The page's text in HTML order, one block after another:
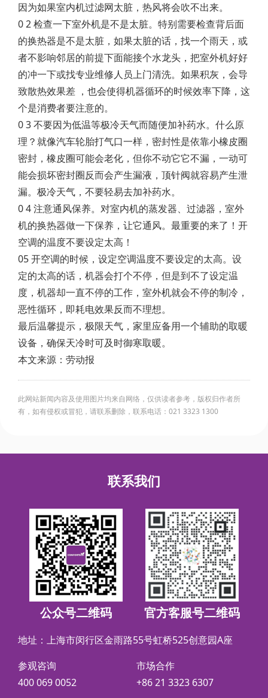
因为如果室内机过滤网太脏，热风将会吹不出来。
0 2 检查一下室外机是不是太脏。特别需要检查背后面
的换热器是不是太脏，如果太脏的话，找一个雨天，或
者不影响邻居的前提下面能接个水龙头，把室外机好好
的冲一下或找专业维修人员上门清洗。如果积灰，会导
致散热效果差 ，也会使得机器循环的时候效率下降，这
个是消费者要注意的。
0 3 不要因为低温等极冷天气而随便加补药水。什么原
理？就像汽车轮胎打气口一样，密封性是依靠小橡皮圈
密封，橡皮圈可能会老化，但你不动它它不漏，一动可
能会损坏密封圈反而会产生漏液，顶针阀就容易产生泄
漏。极冷天气，不要轻易去加补药水。
0 4 注意通风保养。对室内机的蒸发器、过滤器，室外
机的换热器做一下保养，让它通风。最重要的来了！开
空调的温度不要设定太高！
05 开空调的时候，设定空调温度不要设定的太高。设
定的太高的话，机器会打个不停，但是到不了设定温
度，机器却一直不停的工作，室外机就会不停的制冷，
恶性循环，即耗电效果反而不理想。
最后温馨提示，极限天气，家里应备用一个辅助的取暖
设备，确保天冷时可及时御寒取暖。
本文来源：劳动报
此网站新闻内容及使用图片均来自网络，仅供读者参考，版权归作者所
有，如有侵权或冒犯，请联系删除，联系电话：021 3323 1300
联系我们
公众号二维码 官方客服号二维码
地址：上海市闵行区金雨路55号虹桥525创意园A座
参观咨询
400 069 0052
市场合作
+86 21 3323 6307